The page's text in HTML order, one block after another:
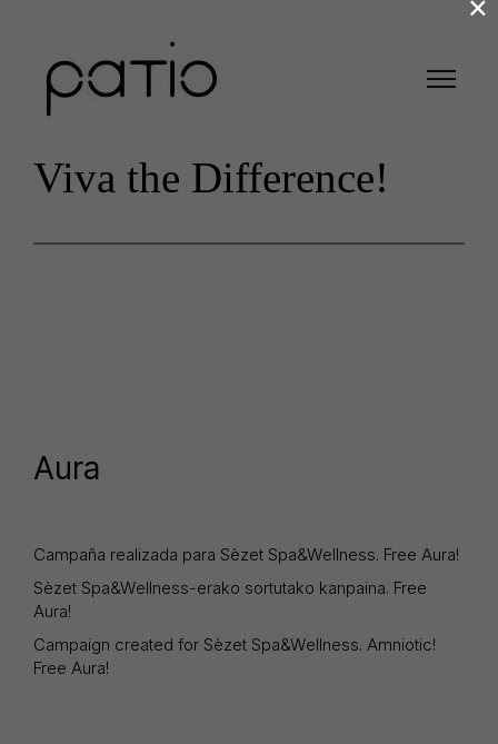
Viva the Difference!
Aura
Campaña realizada para Sèzet Spa&Wellness. Free Aura!
Sèzet Spa&Wellness-erako sortutako kanpaina. Free
Aura!
Campaign created for Sèzet Spa&Wellness. Amniotic!
Free Aura!